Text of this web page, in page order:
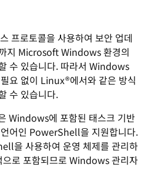
프로토콜을 사용하여 보안 업데
지 Microsoft Windows 환경의
수 있습니다. 따라서 Windows
요 없이 Linux®에서와 같은 방식
수 있습니다.
Windows에 포함된 태스크 기반
어인 PowerShell을 지원합니다.
을 사용하여 운영 체제를 관리하
로 포함되므로 Windows 관리자